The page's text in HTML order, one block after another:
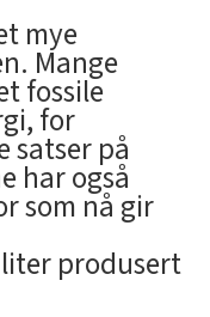
mye
Mange
fossile
for
satser på
har også
som nå gir
produsert